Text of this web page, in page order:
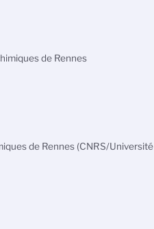
de Rennes
de Rennes (CNRS/Université